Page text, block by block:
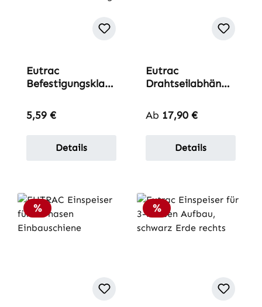
Eutrac
Befestigungsklam
Aufbau-Schiene
Regulärer Preis:
5,59 €
Details
Eutrac
Drahtseilabhängu
Aufbau-Schiene
Regulärer Preis:
Ab 17,90 €
Details
Rabatt
% Rabatt
%